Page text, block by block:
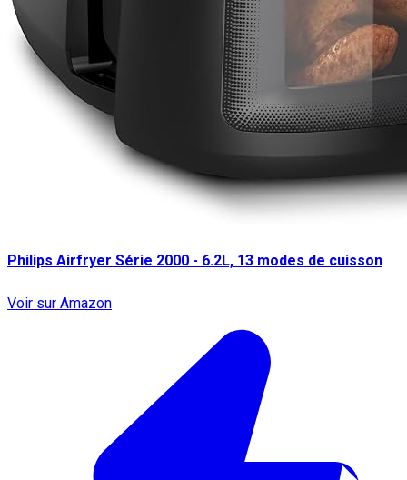
Philips Airfryer Série 2000 - 6.2L, 13 modes de cuisson
Voir sur Amazon